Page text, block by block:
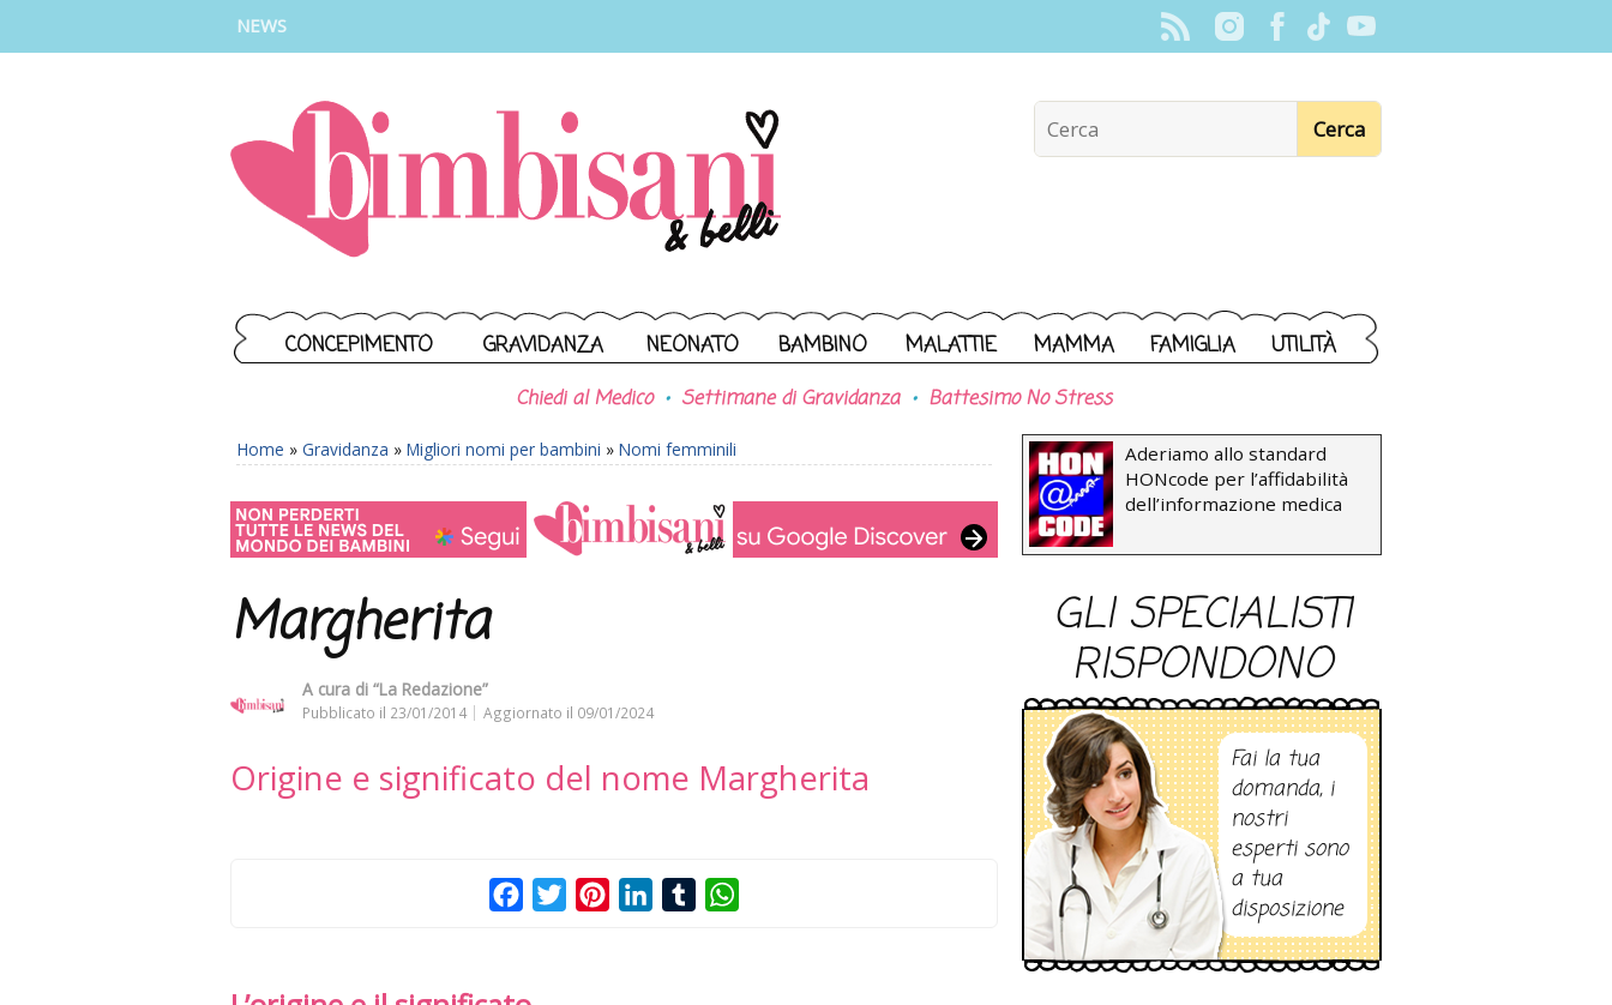
NEWS
CONCEPIMENTO GRAVIDANZA NEONATO BAMBINO MALATTIE MAMMA FAMIGLIA UTILITÀ
Chiedi al Medico Settimane di Gravidanza Battesimo No Stress
Home » Gravidanza » Migliori nomi per bambini » Nomi femminili
Margherita
A cura di “La Redazione”
Pubblicato il 23/01/2014 Aggiornato il 09/01/2024
Origine e significato del nome Margherita
FacebookTwitterPinterestLinkedInTumblr
Aderiamo allo standard
HONcode per l’affidabilità
dell’informazione medica
GLI SPECIALISTI
RISPONDONO
Fai la tua
domanda, i
nostri
esperti sono
a tua
disposizione